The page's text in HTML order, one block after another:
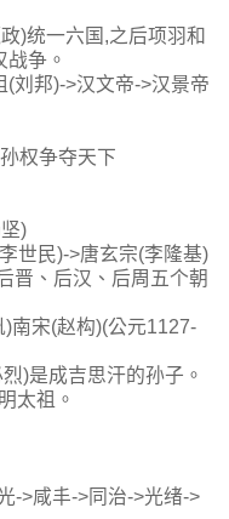
)统一六国,之后项羽和
争。
刘邦)->汉文帝->汉景帝
权争夺天下
)
世民)->唐玄宗(李隆基)
晋、后汉、后周五个朝
南宋(赵构)(公元1127-
)是成吉思汗的孙子。
太祖。
->咸丰->同治->光绪->